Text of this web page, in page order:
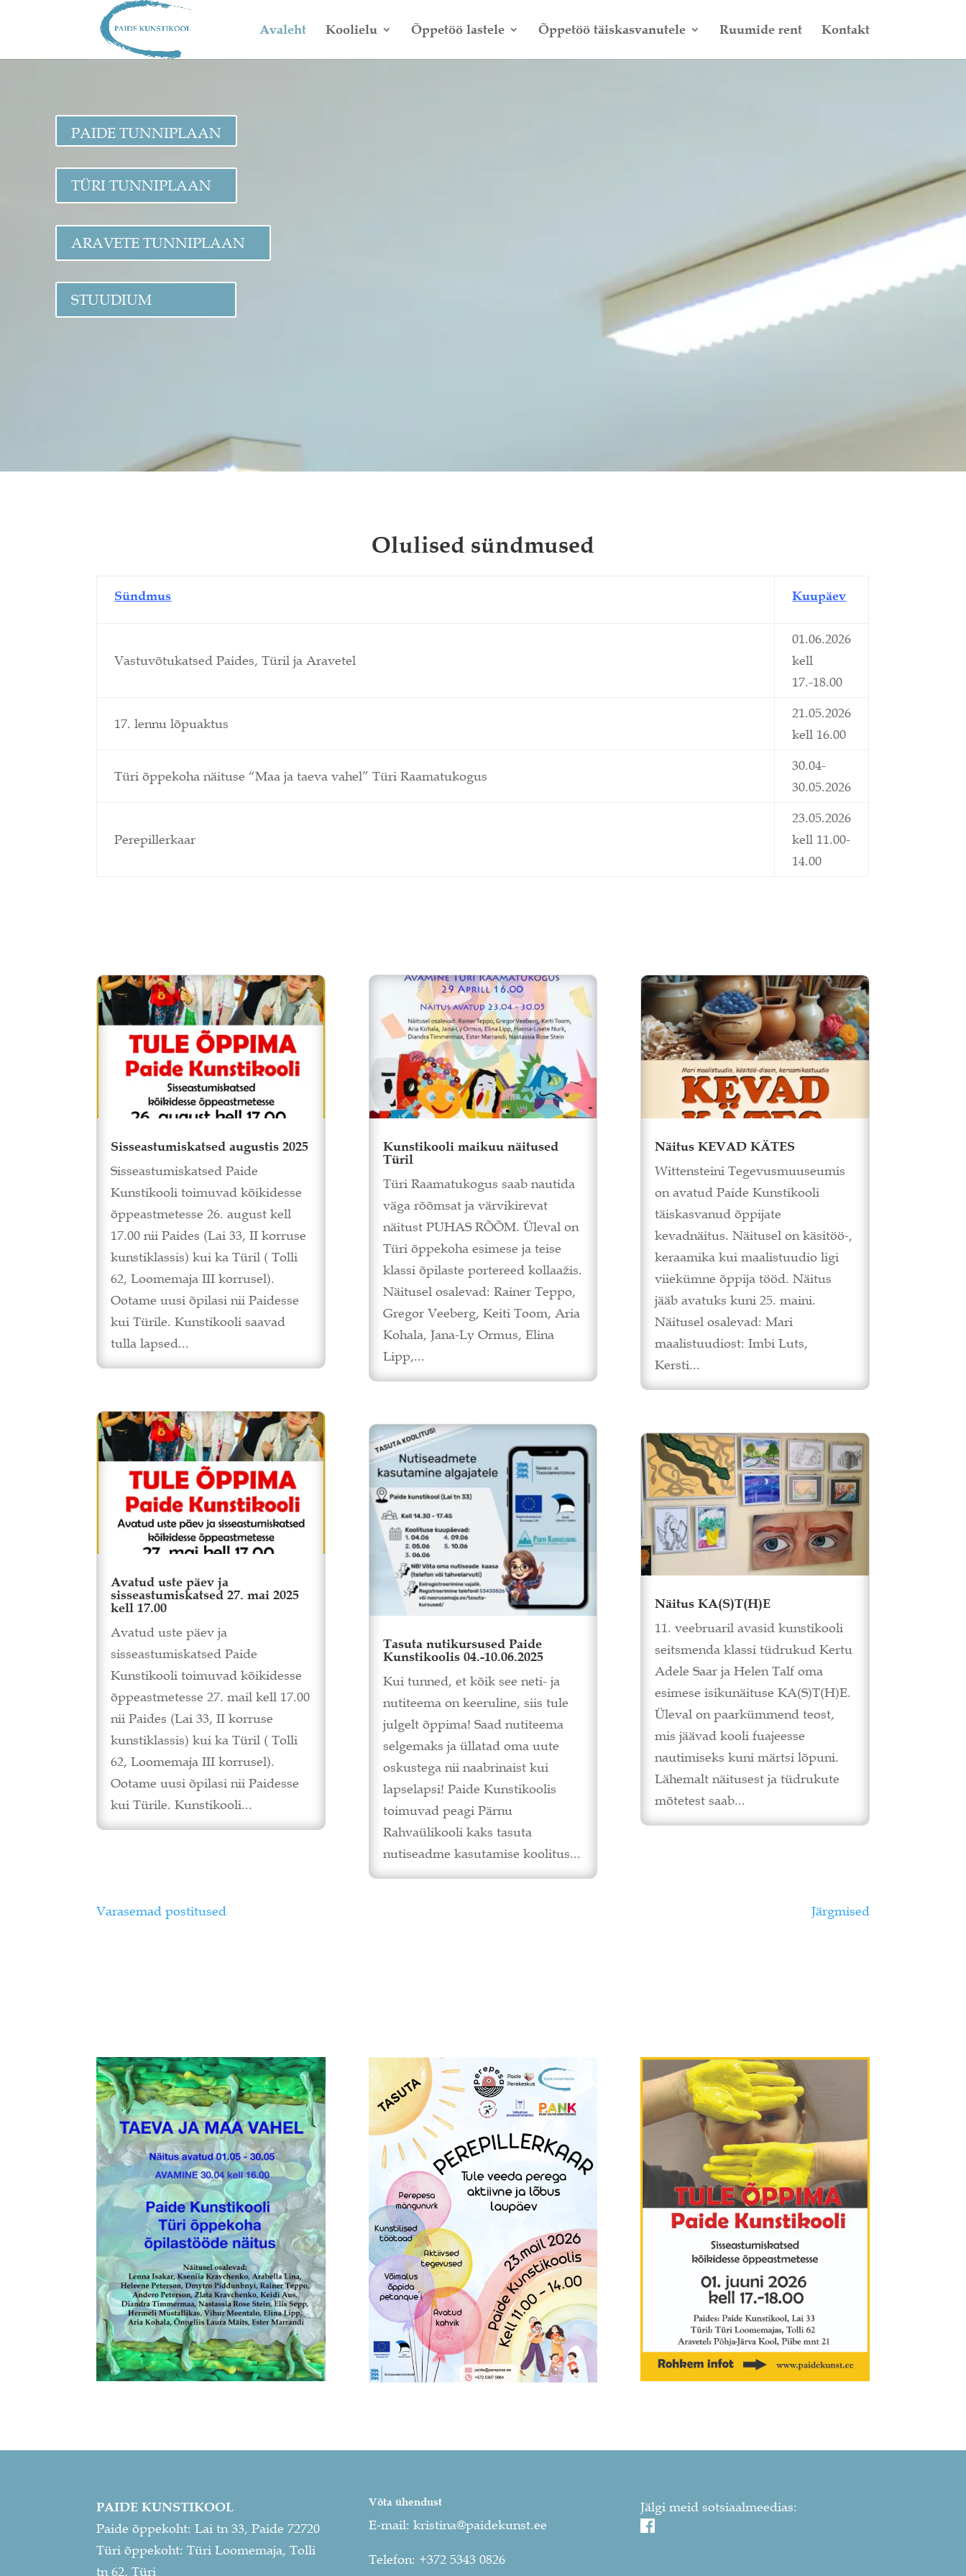
Avaleht Koolielu Õppetöö lastele Õppetöö täiskasvanutele Ruumide rent Kontakt
PAIDE TUNNIPLAAN
TÜRI TUNNIPLAAN
ARAVETE TUNNIPLAAN
STUUDIUM
Olulised sündmused
Sündmus Kuupäev
Vastuvõtukatsed Paides, Türil ja Aravetel
01.06.2026
kell
17.-18.00
17. lennu lõpuaktus
21.05.2026
kell 16.00
Türi õppekoha näituse “Maa ja taeva vahel”Türi Raamatukogus
30.04-
30.05.2026
Perepillerkaar
23.05.2026
kell 11.00-
14.00
Sisseastumiskatsed augustis 2025
Sisseastumiskatsed Paide
Kunstikooli toimuvad kõikidesse
õppeastmetesse 26. august kell
17.00 nii Paides (Lai 33, II korruse
kunstiklassis) kui ka Türil ( Tolli
62, Loomemaja III korrusel).
Ootame uusi õpilasi nii Paidesse
kui Türile. Kunstikooli saavad
tulla lapsed...
Avatud uste päev ja
sisseastumiskatsed 27. mai 2025
kell 17.00
Avatud uste päev ja
sisseastumiskatsed Paide
Kunstikooli toimuvad kõikidesse
õppeastmetesse 27. mail kell 17.00
nii Paides (Lai 33, II korruse
kunstiklassis) kui ka Türil ( Tolli
62, Loomemaja III korrusel).
Ootame uusi õpilasi nii Paidesse
kui Türile. Kunstikooli...
Kunstikooli maikuu näitused
Türil
Türi Raamatukogus saab nautida
väga rõõmsat ja värvikirevat
näitust PUHAS RÕÕM. Üleval on
Türi õppekoha esimese ja teise
klassi õpilaste portereed kollaažis.
Näitusel osalevad: Rainer Teppo,
Gregor Veeberg, Keiti Toom, Aria
Kohala, Jana-Ly Ormus, Elina
Lipp,...
Tasuta nutikursused Paide
Kunstikoolis 04.-10.06.2025
Kui tunned, et kõik see neti- ja
nutiteema on keeruline, siis tule
julgelt õppima! Saad nutiteema
selgemaks ja üllatad oma uute
oskustega nii naabrinaist kui
lapselapsi! Paide Kunstikoolis
toimuvad peagi Pärnu
Rahvaülikooli kaks tasuta
nutiseadme kasutamise koolitus...
Näitus KEVAD KÄTES
Wittensteini Tegevusmuuseumis
on avatud Paide Kunstikooli
täiskasvanud õppijate
kevadnäitus. Näitusel on käsitöö-,
keraamika kui maalistuudio ligi
viiekümne õppija tööd. Näitus
jääb avatuks kuni 25. maini.
Näitusel osalevad: Mari
maalistuudiost: Imbi Luts,
Kersti...
Näitus KA(S)T(H)E
11. veebruaril avasid kunstikooli
seitsmenda klassi tüdrukud Kertu
Adele Saar ja Helen Talf oma
esimese isikunäituse KA(S)T(H)E.
Üleval on paarkümmend teost,
mis jäävad kooli fuajeesse
nautimiseks kuni märtsi lõpuni.
Lähemalt näitusest ja tüdrukute
mõtetest saab...
Varasemad postitused Järgmised
PAIDE KUNSTIKOOL
Paide õppekoht: Lai tn 33, Paide 72720
Türi õppekoht: Türi Loomemaja, Tolli
tn 62, Türi
Võta ühendust
E-mail: kristina@paidekunst.ee
Telefon: +372 5343 0826
Jälgi meid sotsiaalmeedias: